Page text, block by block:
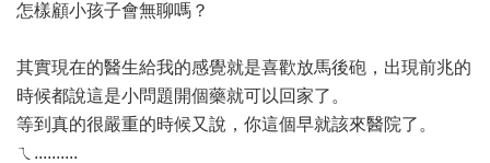
怎樣顧小孩子會無聊嗎？
其實現在的醫生給我的感覺就是喜歡放馬後砲，出現前兆的
時候都說這是小問題開個藥就可以回家了。
等到真的很嚴重的時候又說，你這個早就該來醫院了。
ㄟ..........